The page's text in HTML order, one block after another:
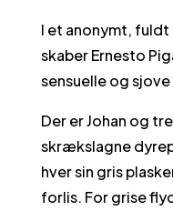
I et anonymt,
skaber Ernesto
sensuelle og
Der er Johan og
skrækslagne
hver sin gris
forlis. For grise